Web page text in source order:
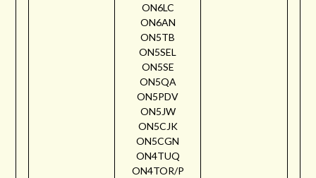
ON6LC
ON6AN
ON5TB
ON5SEL
ON5SE
ON5QA
ON5PDV
ON5JW
ON5CJK
ON5CGN
ON4TUQ
ON4TOR/P